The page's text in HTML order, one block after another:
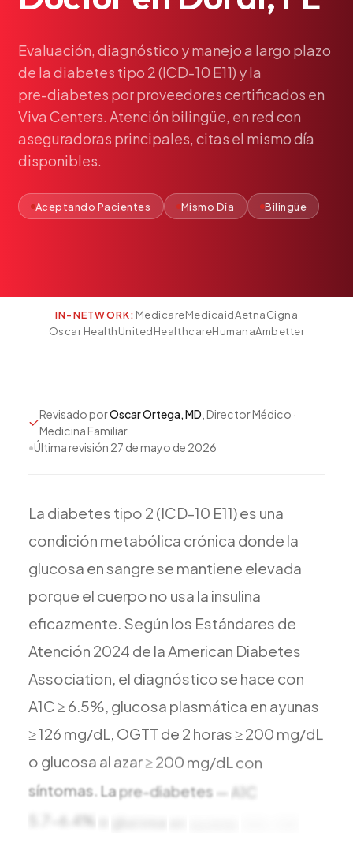
Pediatría
Salud de la Mujer
Tratamiento Hormonal
Medicina Concierge
Guía de Medicamentos
Pruebas Genéticas
Pérdida de Peso
Laboratorio
Neurología
Depresión
Trastorno Bipolar
Evaluación, diagnóstico ymanejoa largo plazo
de la diabetes tipo 2(ICD-10 E11) yla
pre-diabetes porproveedorescertificados en
Viva Centers. Atención bilingüe, en red con
aseguradoras principales, citas el mismodía
disponibles.
Aceptando Pacientes Mismo Día Bilingüe
IN-NETWORK: MedicareMedicaidAetnaCigna
Oscar HealthUnitedHealthcareHumanaAmbetter
Revisado porOscar Ortega, MD , Director Médico ·
Medicina Familiar
•Última revisión 27 de mayo de 2026
La diabetes tipo 2 (ICD-10 E11)es una
condición metabólica crónica donde la
glucosa ensangrese mantiene elevada
porque el cuerpo no usa la insulina
eficazmente. Según los Estándares de
Atención 2024 de laAmerican Diabetes
Association, el diagnósticose hace con
A1C≥6.5%, glucosa plasmática en ayunas
≥126 mg/dL, OGTT de 2 horas≥200 mg/dL
o glucosa al azar≥200 mg/dL con
síntomas. Lapre-diabetes — A1C
5.7-6.4%